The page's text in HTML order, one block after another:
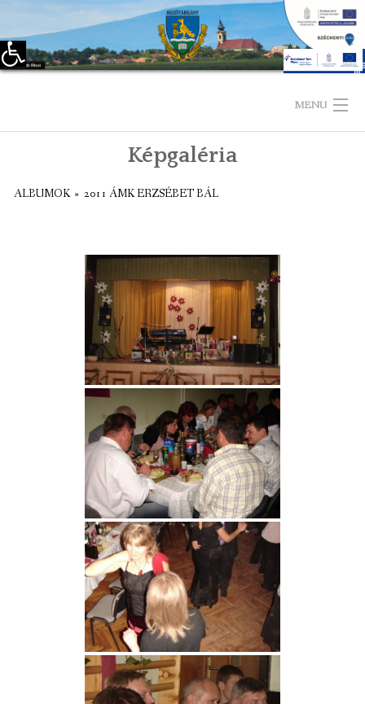
Eszköztár megnyitása
MENU
TELEPÜLÉSÜNKRŐL
KAPCSOLAT
ÖNKORMÁNYZAT
KÉPVISELŐ-TESTÜLET
VÁLASZTÁSI INFORMÁCIÓK
NEMZETISÉGI ÖNKORMÁNYZAT
PÁLYÁZATOK
HIRDETMÉNYEK
ÓVODA ÉS MINI BÖLCSŐDE
Képgaléria
ALBUMOK » 2011 ÁMK ERZSÉBET BÁL